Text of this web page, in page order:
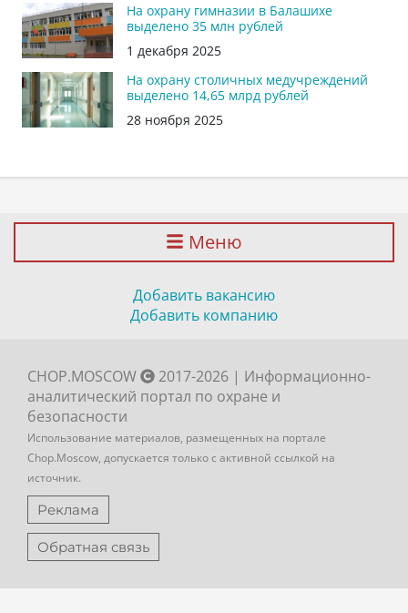
На охрану гимназии в Балашихе
выделено 35 млн рублей
1 декабря 2025
На охрану столичных медучреждений
выделено 14,65 млрд рублей
28 ноября 2025
Меню
Добавить вакансию
Добавить компанию
CHOP.MOSCOW
2017-2026 | Информационно-
аналитический портал по охране и
безопасности
Использование материалов, размещенных на портале
Chop.Moscow, допускается только с активной ссылкой на
источник.
Реклама
Обратная связь